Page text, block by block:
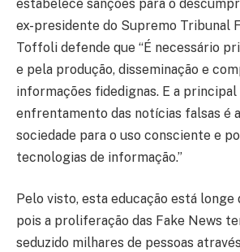
estabelece sanções para o
ex-presidente do Supremo Tribunal
Toffoli defende que “É necessário
e pela produção, disseminação e
informações fidedignas. E a
enfrentamento das notícias falsas é
sociedade para o uso consciente e
tecnologias de informação.”
Pelo visto, esta educação está longe
pois a proliferação das Fake News
seduzido milhares de pessoas